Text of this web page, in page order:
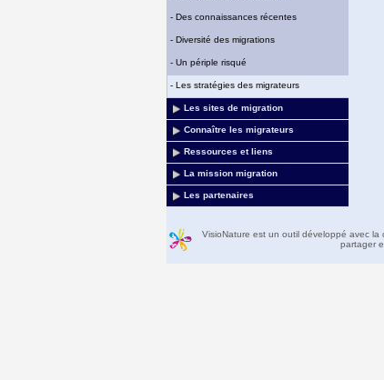
- Des connaissances récentes
- Diversité des migrations
- Un périple risqué
- Les stratégies des migrateurs
Les sites de migration
Connaître les migrateurs
Ressources et liens
La mission migration
Les partenaires
VisioNature est un outil développé avec
partager